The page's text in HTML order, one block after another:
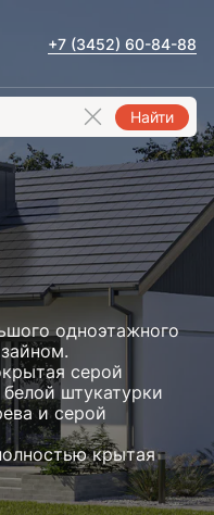
+7 (3452) 60-84-88
Найти
одноэтажного
серой
штукатурки
и серой
крытая